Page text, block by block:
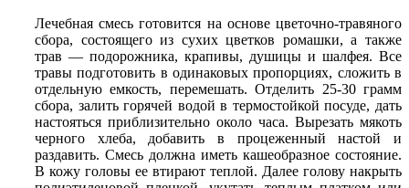
Лечебная смесь готовится на основе цветочно-травяного
сбора, состоящего из сухих цветков ромашки, а также
трав — подорожника, крапивы, душицы и шалфея. Все
травы подготовить в одинаковых пропорциях, сложить в
отдельную емкость, перемешать. Отделить 25-30 грамм
сбора, залить горячей водой в термостойкой посуде, дать
настояться приблизительно около часа. Вырезать мякоть
черного хлеба, добавить в процеженный настой и
раздавить. Смесь должна иметь кашеобразное состояние.
В кожу головы ее втирают теплой. Далее голову накрыть